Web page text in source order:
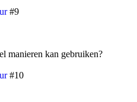
#9
manieren kan gebruiken?
#10